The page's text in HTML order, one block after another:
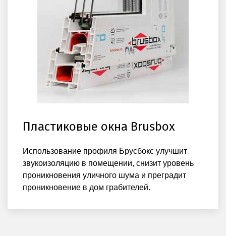
Пластиковые окна Brusbox
Использование профиля Брусбокс улучшит
звукоизоляцию в помещении, снизит уровень
проникновения уличного шума и преградит
проникновение в дом грабителей.